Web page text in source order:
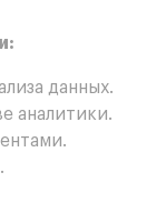
данных.
аналитики.